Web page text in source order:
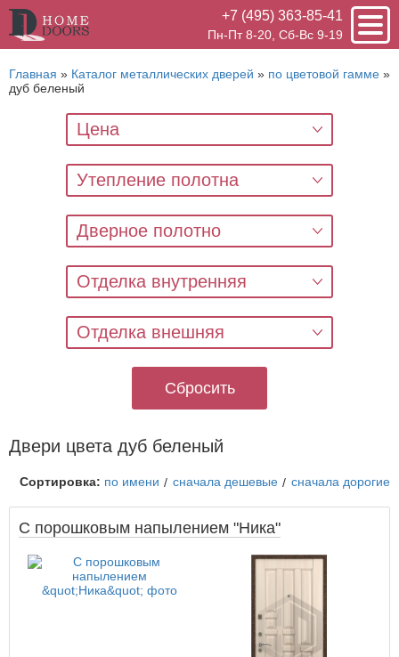
+7 (495) 363-85-41
Пн-Пт 8-20, Сб-Вс 9-19
Главная » Каталог металлических дверей » по цветовой гамме »
дуб беленый
Цена
Утепление полотна
Дверное полотно
Отделка внутренняя
Отделка внешняя
Сбросить
Двери цвета дуб беленый
Сортировка: по имени сначала дешевые сначала дорогие
С порошковым напылением "Ника"